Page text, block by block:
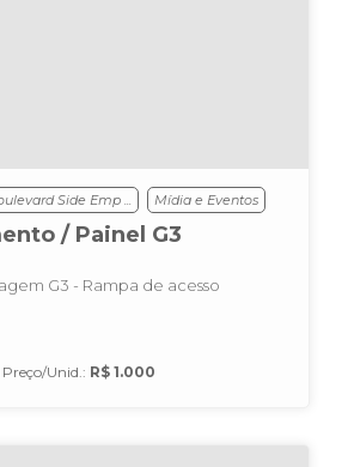
Side Emp ... Mídia e Eventos
/ Painel G3
G3 - Rampa de acesso
Preço/Unid.: R$ 1.000